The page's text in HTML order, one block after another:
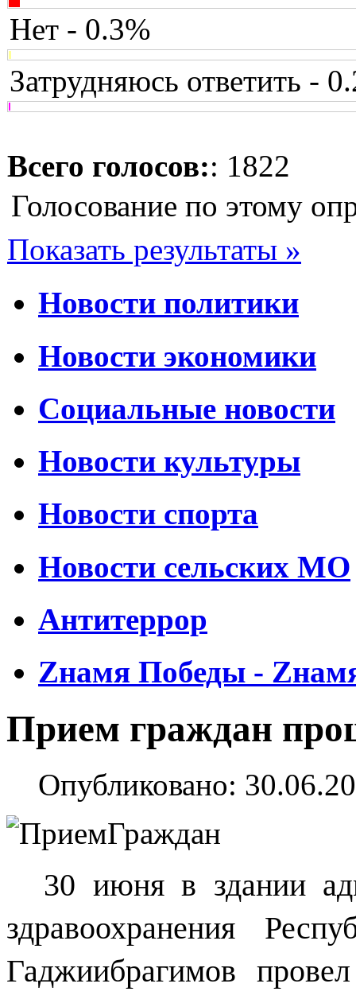
Нет - 0.3%
Затрудняюсь ответить -
Всего голосов:: 1822
Голосование по этому
Показать результаты »
Новости политики
Новости экономики
Социальные новости
Новости культуры
Новости спорта
Новости сельских МО
Антитеррор
Zнамя Победы -
Прием граждан
Опубликовано:
30 июня в здании
здравоохранения
Гаджиибрагимов